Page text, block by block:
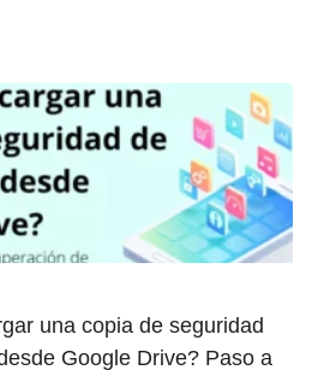
una copia de seguridad
Google Drive? Paso a